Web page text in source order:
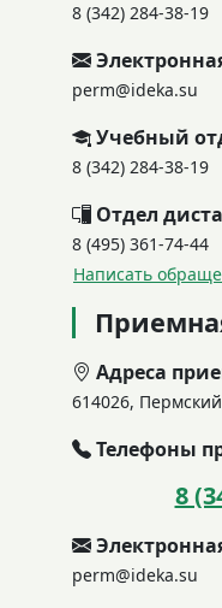
8 (342) 284-38-19
perm@ideka.su
Учебный
8 (342) 284-38-19
Отдел
8 (495) 361-74-44
Написать
Адреса
614026, Пермский
Телефоны
8
perm@ideka.su